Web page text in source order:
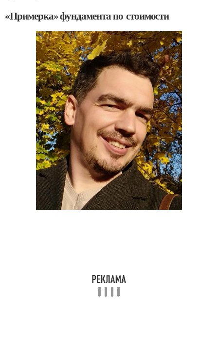
«Примерка» фундамента по стоимости